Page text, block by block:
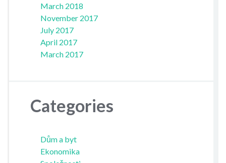
March 2018
November 2017
July 2017
April 2017
March 2017
Categories
Dům a byt
Ekonomika